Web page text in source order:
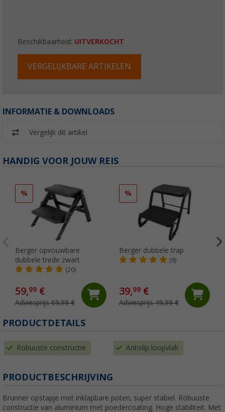
Beschikbaarheid: UITVERKOCHT
VERGELIJKBARE ARTIKELEN
INFORMATIE & DOWNLOADS
Vergelijk dit artikel
HANDIG VOOR JOUW REIS
%
Berger opvouwbare
dubbele trede zwart
(20)
59,99 €
Adviesprijs 69,99 €
%
Berger dubbele trap
(9)
39,99€
Adviesprijs 49,99 €
PRODUCTDETAILS
Robuuste constructie Antislip loopvlak
PRODUCTBESCHRIJVING
Brunner opstapje met inklapbare poten, super stabiel. Robuuste
constructie van aluminium met poedercoating. Hoge stabiliteit. Met